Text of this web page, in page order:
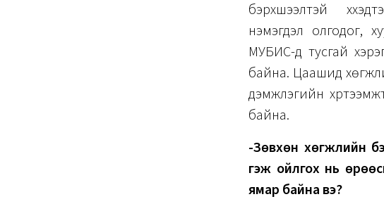
бэрхшээлтэй
нэмэгдэл олгодог,
МУБИС-д тусгай
байна. Цаашид
дэмжлэгийн
байна.
-Зөвхөн хөгжлийн
гэж ойлгох нь
ямар байна вэ?